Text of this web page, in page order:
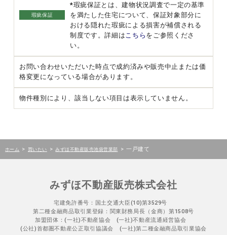
瑕疵保証
*瑕疵保証とは、建物状況調査で一定の基準
を満たした住宅について、保証対象部分に
おける隠れた瑕疵による損害が補償される
制度です。詳細は こちら をご参照くださ
い。
お問い合わせいただいた時点で成約済みや販売中止または価
格変更になっている場合があります。
物件種別により、該当しない項目は表示していません。
ホーム > 買いたい > みずほ不動産販売池袋営業部 > 一戸建て
みずほ不動産販売株式会社
宅建免許番号：国土交通大臣(10)第3529号
第二種金融商品取引業登録：関東財務局長（金商）第1508号
加盟団体：(一社)不動産協会 (一社)不動産流通経営協会
(公社)首都圏不動産公正取引協議会 (一社)第二種金融商品取引業協会